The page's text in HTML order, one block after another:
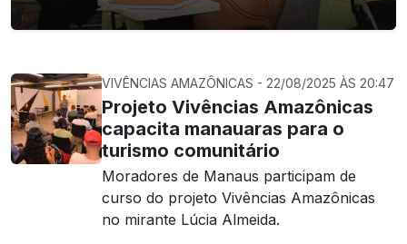
VIVÊNCIAS AMAZÔNICAS - 22/08/2025 ÀS 20:47
Projeto Vivências Amazônicas
capacita manauaras para o
turismo comunitário
Moradores de Manaus participam de
curso do projeto Vivências Amazônicas
no mirante Lúcia Almeida.